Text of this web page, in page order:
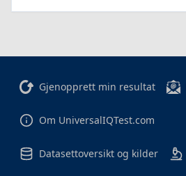
Gjenopprett min resultat
Om UniversalIQTest.com
Datasettoversikt og kilder